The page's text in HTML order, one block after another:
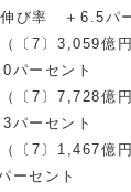
び率 ＋6.5パー
〔7〕3,059
ーセント
〔7〕7,728
ーセント
〔7〕1,467億
セント